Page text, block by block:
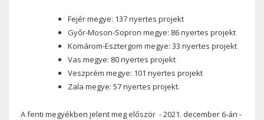
Fejér megye: 137 nyertes projekt
Győr-Moson-Sopron megye: 86 nyertes projekt
Komárom-Esztergom megye: 33 nyertes projekt
Vas megye: 80 nyertes projekt
Veszprém megye: 101 nyertes projekt
Zala megye: 57 nyertes projekt.
A fenti megyékben jelent meg először - 2021. december 6-án -